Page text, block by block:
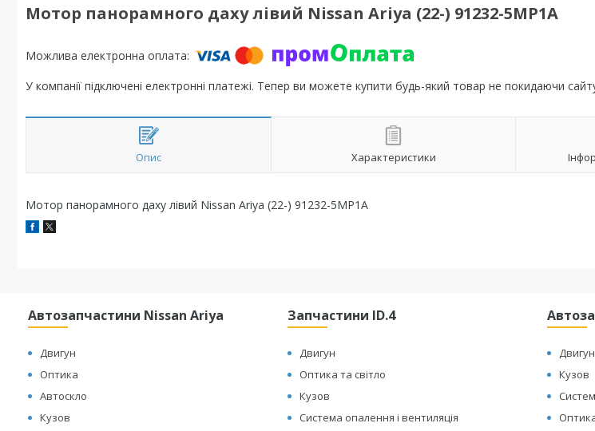
Мотор панорамного даху лівий Nissan Ariya (22-) 91232-5MP1A
У компанії підключені електронні платежі. Тепер ви можете купити будь-який товар не покидаючи
Опис Характеристики
Мотор панорамного даху лівий Nissan Ariya (22-) 91232-5MP1A
Автозапчастини Nissan Ariya
Двигун
Оптика
Автоскло
Кузов
Запчастини ID.4
Двигун
Оптика та світло
Кузов
Система опалення і вентиляція
Двигун
Кузов